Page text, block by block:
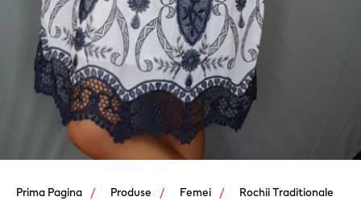
Prima Pagina Produse Femei Rochii Traditionale